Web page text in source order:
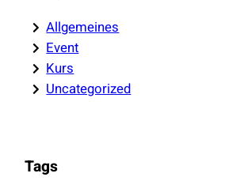
Allgemeines
Event
Kurs
Uncategorized
Tags